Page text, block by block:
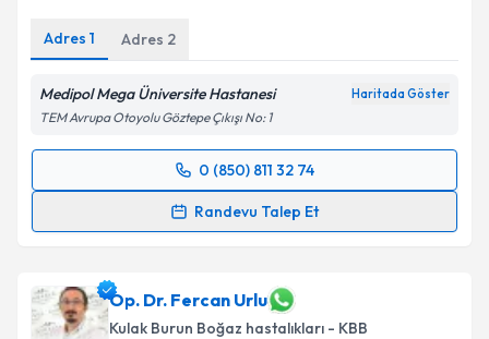
Adres 1 Adres 2
Medipol Mega Üniversite Hastanesi Haritada Göster
TEM Avrupa Otoyolu Göztepe Çıkışı No: 1
0 (850) 811 32 74
Randevu Talep Et
Randevu Takvimi Talebi
için bir takvim hazırlandığında e-posta ile
bilgilendireceğiz.
Op. Dr. Fercan Urlu
Kulak Burun Boğaz hastalıkları - KBB